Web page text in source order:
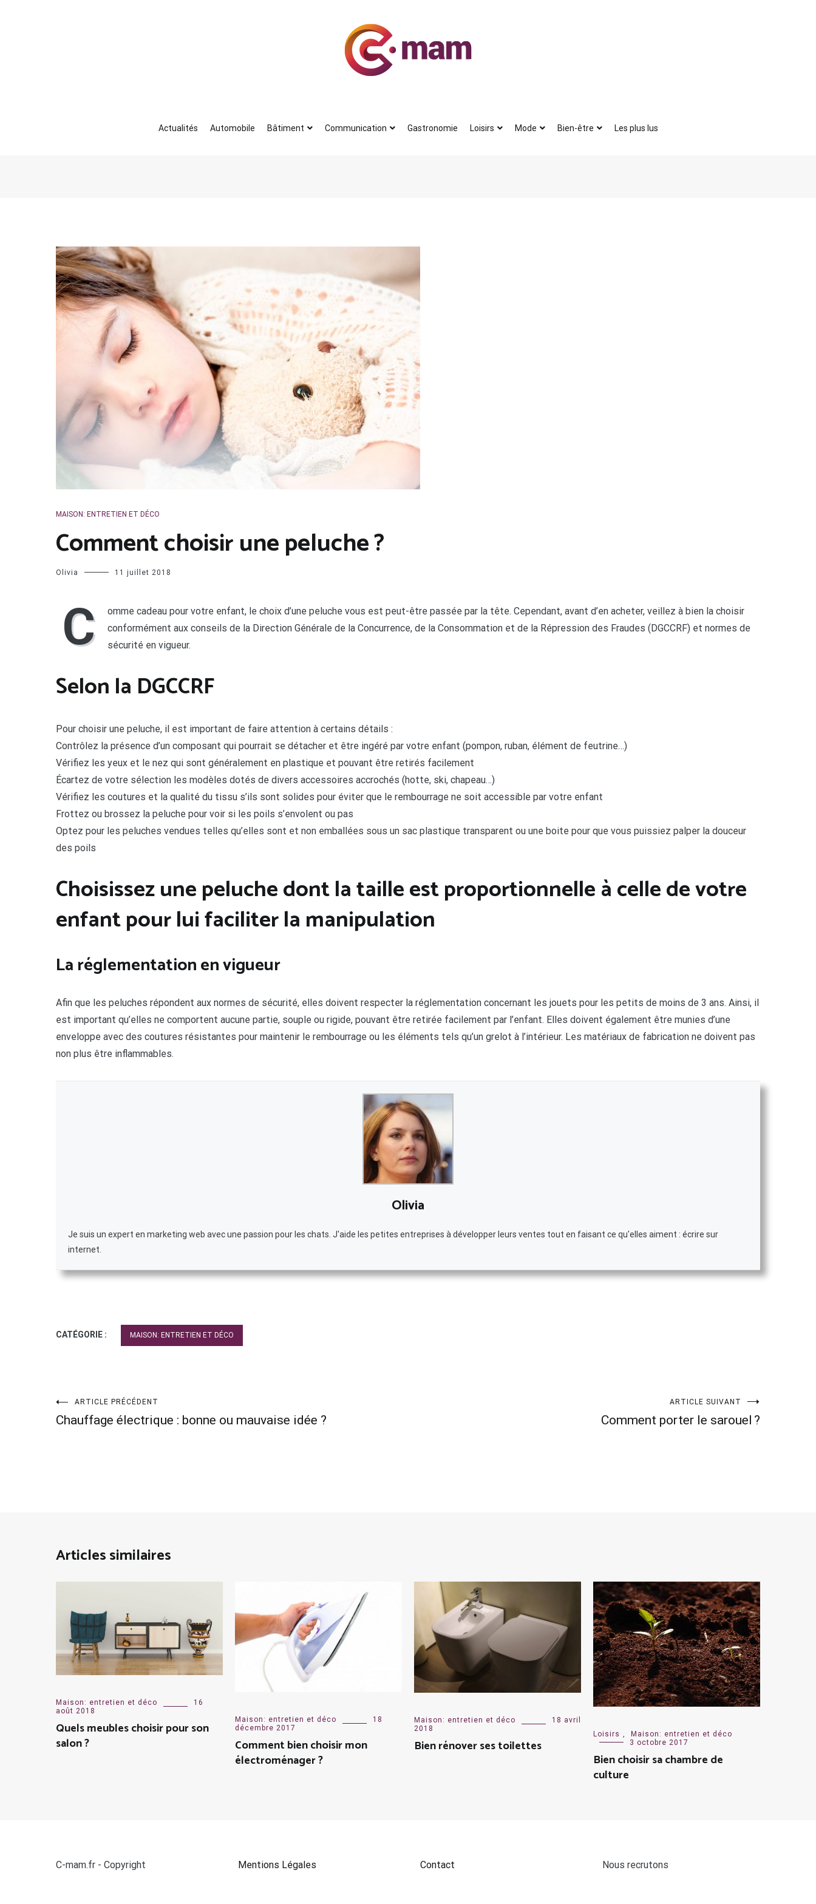
Actualités
Automobile Bâtiment Communication Gastronomie Loisirs Mode Bien-être Les plus lus
MAISON: ENTRETIEN ET DÉCO
Comment choisir une peluche ?
Olivia 11 juillet 2018
C
omme cadeau pour votre enfant, le choix d’une peluche vous est peut-être passée par la tête. Cependant, avant d’en acheter, veillez à bien la choisir
conformément aux conseils de la Direction Générale de la Concurrence, de la Consommation et de la Répression des Fraudes (DGCCRF) et normes de
sécurité en vigueur.
Selon la DGCCRF
Pour choisir une peluche, il est important de faire attention à certains détails :
Contrôlez la présence d’un composant qui pourrait se détacher et être ingéré par votre enfant (pompon, ruban, élément de feutrine…)
Vérifiez les yeux et le nez qui sont généralement en plastique et pouvant être retirés facilement
Écartez de votre sélection les modèles dotés de divers accessoires accrochés (hotte, ski, chapeau…)
Vérifiez les coutures et la qualité du tissu s’ils sont solides pour éviter que le rembourrage ne soit accessible par votre enfant
Frottez ou brossez la peluche pour voir si les poils s’envolent ou pas
Optez pour les peluches vendues telles qu’elles sont et non emballées sous un sac plastique transparent ou une boite pour que vous puissiez palper la douceur
des poils
Choisissez une peluche dont la taille est proportionnelle à celle de votre
enfant pour lui faciliter la manipulation
La réglementation en vigueur
Afin que les peluches répondent aux normes de sécurité, elles doivent respecter la réglementation concernant les jouets pour les petits de moins de 3 ans. Ainsi, il
est important qu’elles ne comportent aucune partie, souple ou rigide, pouvant être retirée facilement par l’enfant. Elles doivent également être munies d’une
enveloppe avec des coutures résistantes pour maintenir le rembourrage ou les éléments tels qu’un grelot à l’intérieur. Les matériaux de fabrication ne doivent pas
non plus être inflammables.
Olivia
Je suis un expert en marketing web avec une passion pour les chats. J'aide les petites entreprises à développer leurs ventes tout en faisant ce qu'elles aiment : écrire sur
internet.
CATÉGORIE : MAISON: ENTRETIEN ET DÉCO
Navigation
ARTICLE PRÉCÉDENT
Chauffage électrique : bonne ou mauvaise idée ?
ARTICLE SUIVANT
Comment porter le sarouel ?
Articles similaires
Maison: entretien et déco
16
août 2018
Quels meubles choisir pour son
salon ?
Maison: entretien et déco
18
décembre 2017
Comment bien choisir mon
électroménager ?
Maison: entretien et déco
18 avril
2018
Bien rénover ses toilettes
Loisirs ,
Maison: entretien et déco
3 octobre 2017
Bien choisir sa chambre de
culture
C-mam.fr - Copyright Mentions Légales Contact Nous recrutons